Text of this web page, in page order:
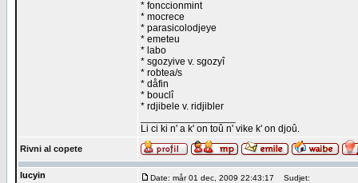
* fonccionmint
* mocrece
* parasicolodjeye
* emeteu
* labo
* sgozyive v. sgozyî
* robtea/s
* dåfin
* bouclî
* rdjibele v. ridjibler
Li ci ki n' a k' on toû n' vike k' on djoû.
Rivni al copete
lucyin Date: mår 01 dec, 2009 22:43:17 Sudjet: